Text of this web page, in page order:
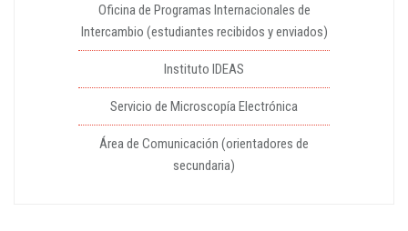
Oficina de Programas Internacionales de
Intercambio (estudiantes recibidos y enviados)
Instituto IDEAS
Servicio de Microscopía Electrónica
Área de Comunicación (orientadores de
secundaria)